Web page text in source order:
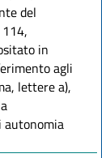
del
in
agli
lettere a),
autonomia